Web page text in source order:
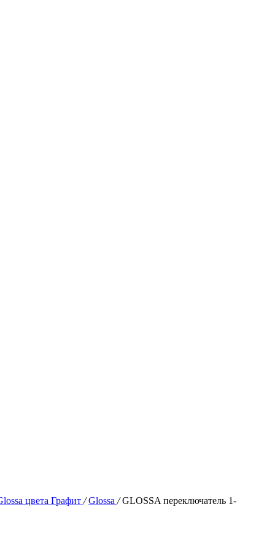
цвета Графит / Glossa / GLOSSA переключатель 1-